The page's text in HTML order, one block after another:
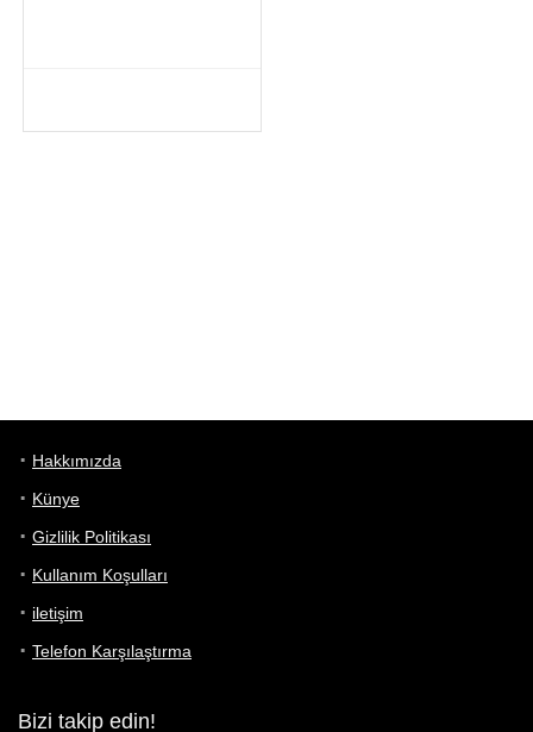
Hakkımızda
Künye
Gizlilik Politikası
Kullanım Koşulları
iletişim
Telefon Karşılaştırma
Bizi takip edin!